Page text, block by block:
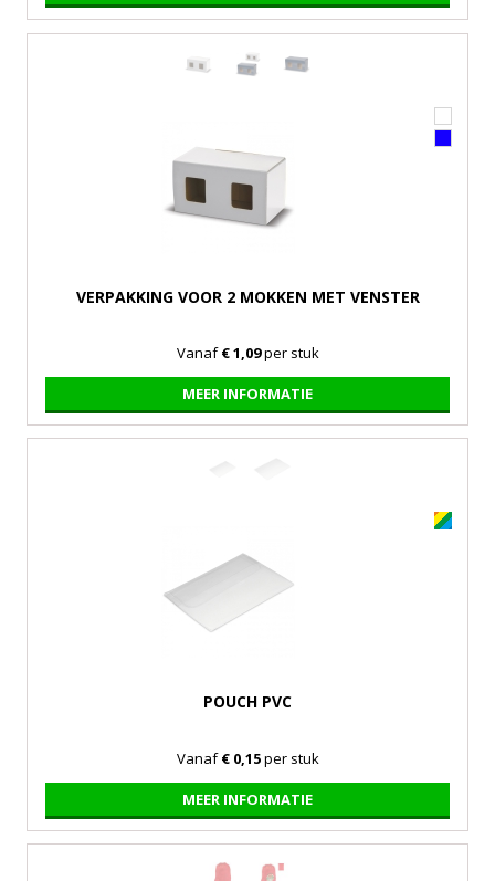
VERPAKKING VOOR 2 MOKKEN MET VENSTER
Vanaf€ 1,09per stuk
MEER INFORMATIE
POUCH PVC
Vanaf€ 0,15per stuk
MEER INFORMATIE